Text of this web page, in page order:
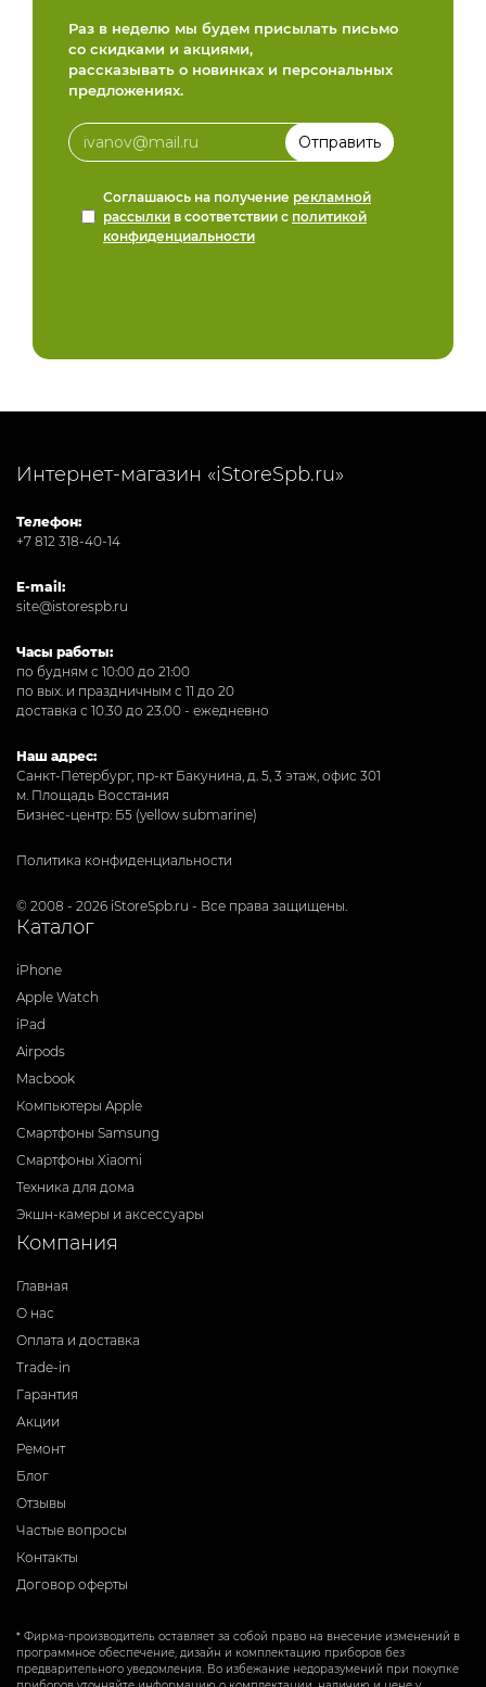
Раз в неделю мы будем присылать письмо
со скидками и акциями,
рассказывать о новинках и персональных
предложениях.
Соглашаюсь на получение рекламной
рассылки в соответствии с политикой
конфиденциальности
Интернет-магазин «iStoreSpb.ru»
Телефон:
+7 812 318-40-14
E-mail:
site@istorespb.ru
Часы работы:
по будням с 10:00 до 21:00
по вых. и праздничным с 11 до 20
доставка с 10.30 до 23.00 - ежедневно
Наш адрес:
Санкт-Петербург, пр-кт Бакунина, д. 5, 3 этаж, офис 301
м. Площадь Восстания
Бизнес-центр: Б5 (yellow submarine)
Политика конфиденциальности
© 2008 - 2026 iStoreSpb.ru - Все права защищены.
Каталог
iPhone
Apple Watch
iPad
Airpods
Macbook
Компьютеры Apple
Смартфоны Samsung
Смартфоны Xiaomi
Техника для дома
Экшн-камеры и аксессуары
Компания
Главная
О нас
Оплата и доставка
Trade-in
Гарантия
Акции
Ремонт
Блог
Отзывы
Частые вопросы
Контакты
Договор оферты
* Фирма-производитель оставляет за собой право на внесение изменений в
программное обеспечение, дизайн и комплектацию приборов без
предварительного уведомления. Во избежание недоразумений при покупке